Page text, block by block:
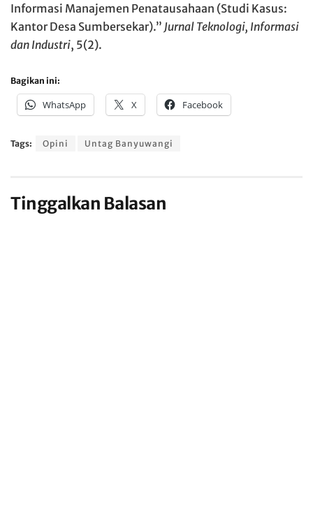
Informasi Manajemen Penatausahaan (Studi Kasus:
Kantor Desa Sumbersekar).” Jurnal Teknologi, Informasi
dan Industri, 5(2).
Bagikan ini:
WhatsApp X Facebook
Tags: Opini Untag Banyuwangi
Tinggalkan Balasan